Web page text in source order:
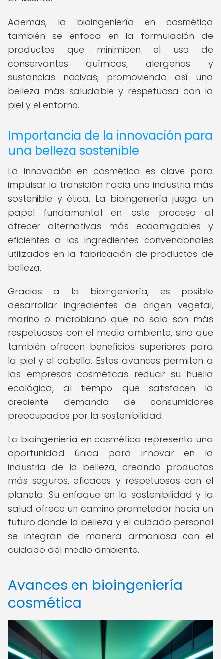
Además, la bioingeniería en cosmética
también se enfoca en la formulación de
productos que minimicen el uso de
conservantes químicos, alergenos y
sustancias nocivas, promoviendo así una
belleza más saludable y respetuosa con la
piel y el entorno.
Importancia de la innovación para
una belleza sostenible
La innovación en cosmética es clave para
impulsar la transición hacia una industria más
sostenible y ética. La bioingeniería juega un
papel fundamental en este proceso al
ofrecer alternativas más ecoamigables y
eficientes a los ingredientes convencionales
utilizados en la fabricación de productos de
belleza.
Gracias a la bioingeniería, es posible
desarrollar ingredientes de origen vegetal,
marino o microbiano que no solo son más
respetuosos con el medio ambiente, sino que
también ofrecen beneficios superiores para
la piel y el cabello. Estos avances permiten a
las empresas cosméticas reducir su huella
ecológica, al tiempo que satisfacen la
creciente demanda de consumidores
preocupados por la sostenibilidad.
La bioingeniería en cosmética representa una
oportunidad única para innovar en la
industria de la belleza, creando productos
más seguros, eficaces y respetuosos con el
planeta. Su enfoque en la sostenibilidad y la
salud ofrece un camino prometedor hacia un
futuro donde la belleza y el cuidado personal
se integran de manera armoniosa con el
cuidado del medio ambiente.
Avances en bioingeniería
cosmética